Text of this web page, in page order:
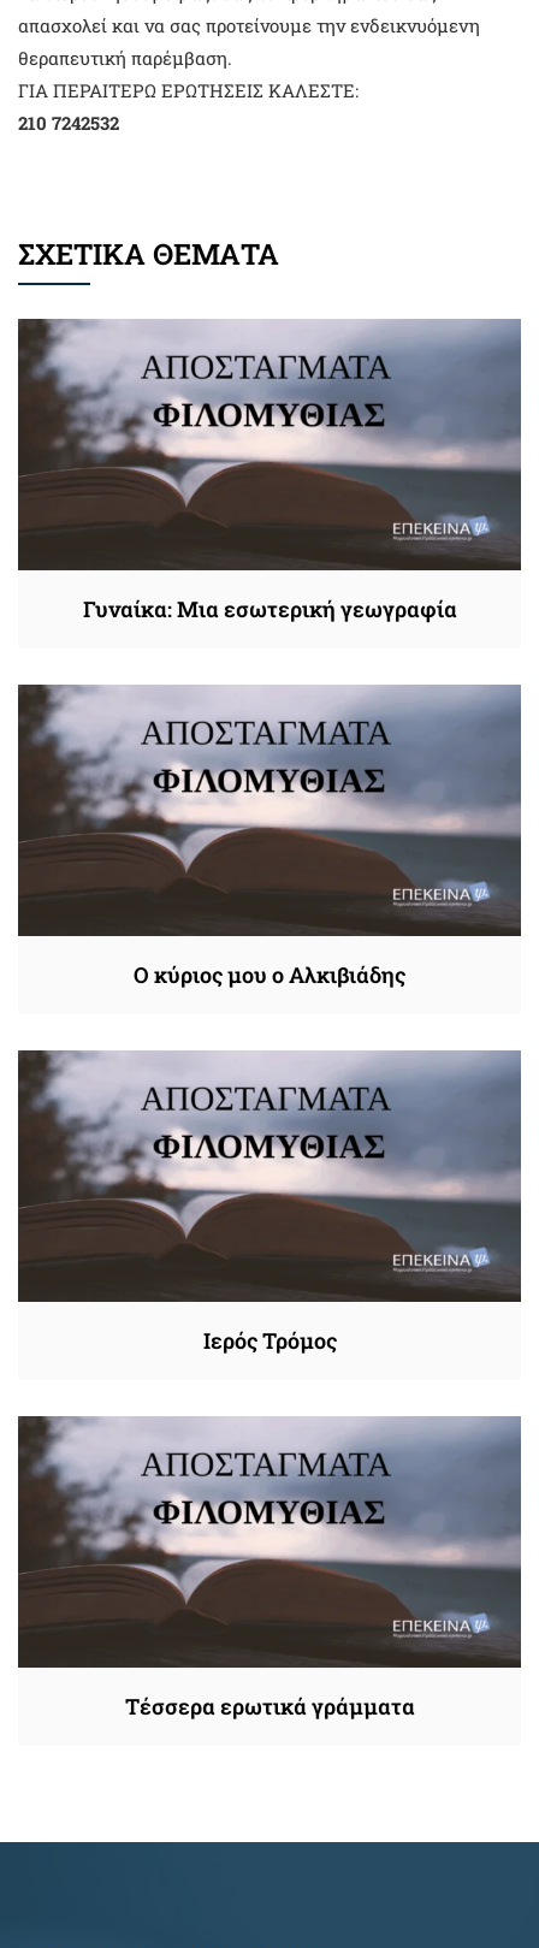
απασχολεί και να σας προτείνουμε την ενδεικνυόμενη
θεραπευτική παρέμβαση.
ΓΙΑ ΠΕΡΑΙΤΕΡΩ ΕΡΩΤΗΣΕΙΣ ΚΑΛΕΣΤΕ:
210 7242532
ΣΧΕΤΙΚΑ ΘΕΜΑΤΑ
Γυναίκα: Μια εσωτερική γεωγραφία
Ο κύριος μου ο Αλκιβιάδης
Ιερός Τρόμος
Τέσσερα ερωτικά γράμματα